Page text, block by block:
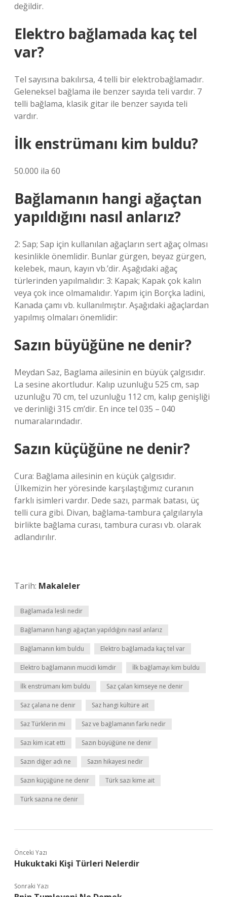
değildir.
Elektro bağlamada kaç tel
var?
Tel sayısına bakılırsa, 4 telli bir elektrobağlamadır.
Geleneksel bağlama ile benzer sayıda teli vardır. 7
telli bağlama, klasik gitar ile benzer sayıda teli
vardır.
İlk enstrümanı kim buldu?
50.000 ila 60
Bağlamanın hangi ağaçtan
yapıldığını nasıl anlarız?
2: Sap; Sap için kullanılan ağaçların sert ağaç olması
kesinlikle önemlidir. Bunlar gürgen, beyaz gürgen,
kelebek, maun, kayın vb.’dir. Aşağıdaki ağaç
türlerinden yapılmalıdır: 3: Kapak; Kapak çok kalın
veya çok ince olmamalıdır. Yapım için Borçka ladini,
Kanada çamı vb. kullanılmıştır. Aşağıdaki ağaçlardan
yapılmış olmaları önemlidir:
Sazın büyüğüne ne denir?
Meydan Saz, Baglama ailesinin en büyük çalgısıdır.
La sesine akortludur. Kalıp uzunluğu 525 cm, sap
uzunluğu 70 cm, tel uzunluğu 112 cm, kalıp genişliği
ve derinliği 315 cm’dir. En ince tel 035 – 040
numaralarındadır.
Sazın küçüğüne ne denir?
Cura: Bağlama ailesinin en küçük çalgısıdır.
Ülkemizin her yöresinde karşılaştığımız curanın
farklı isimleri vardır. Dede sazı, parmak batası, üç
telli cura gibi. Divan, bağlama-tambura çalgılarıyla
birlikte bağlama curası, tambura curası vb. olarak
adlandırılır.
Tarih: Makaleler
Bağlamada lesli nedir
Bağlamanın hangi ağaçtan yapıldığını nasıl anlarız
Bağlamanın kim buldu Elektro bağlamada kaç tel var
Elektro bağlamanın mucidi kimdir İlk bağlamayı kim buldu
İlk enstrümanı kim buldu Saz çalan kimseye ne denir
Saz çalana ne denir Saz hangi kültüre ait
Saz Türklerin mi Saz ve bağlamanın farkı nedir
Sazı kim icat etti Sazın büyüğüne ne denir
Sazın diğer adı ne Sazın hikayesi nedir
Sazın küçüğüne ne denir Türk sazı kime ait
Türk sazına ne denir
Önceki Yazı
Hukuktaki Kişi Türleri Nelerdir
Sonraki Yazı